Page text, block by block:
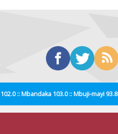
:: Mbandaka 103.0 :: Mbuji-mayi 93.8